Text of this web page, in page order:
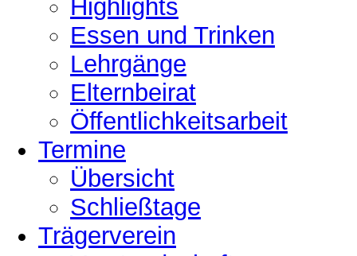
Highlights
Essen und Trinken
Lehrgänge
Elternbeirat
Öffentlichkeitsarbeit
Termine
Übersicht
Schließtage
Trägerverein